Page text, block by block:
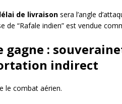
de livraison sera l’angle
de “Rafale indien” est vendue
gagne :
indirect
le combat aérien.